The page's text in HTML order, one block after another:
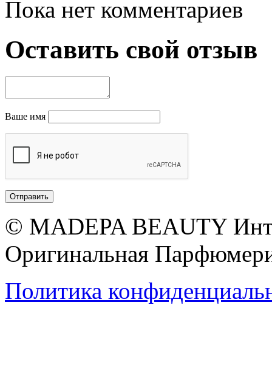
Пока нет комментариев
Оставить свой отзыв
Ваше имя
© MADEPA BEAUTY
Оригинальная
Политика